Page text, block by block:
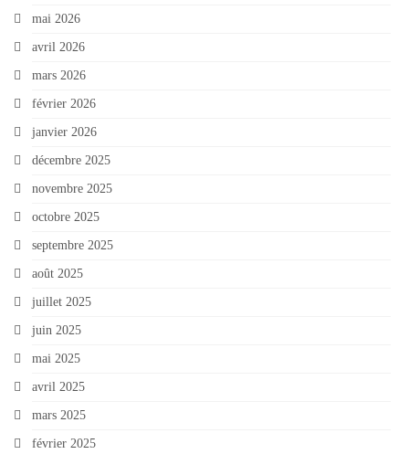
mai 2026
avril 2026
mars 2026
février 2026
janvier 2026
décembre 2025
novembre 2025
octobre 2025
septembre 2025
août 2025
juillet 2025
juin 2025
mai 2025
avril 2025
mars 2025
février 2025